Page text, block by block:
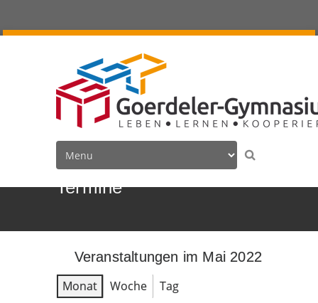
Termine
Veranstaltungen im Mai 2022
Monat
Woche
Tag